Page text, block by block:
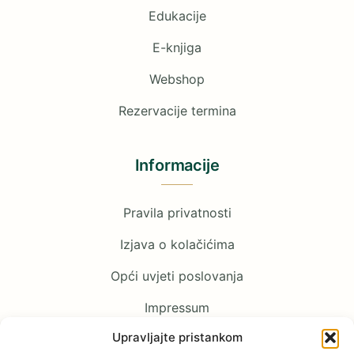
Upravljajte pristankom
Edukacije
E-knjiga
Webshop
Rezervacije termina
Informacije
Pravila privatnosti
Izjava o kolačićima
Opći uvjeti poslovanja
Impressum